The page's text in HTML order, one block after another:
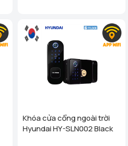
Khóa cửa cổng ngoài trời
Hyundai HY-SLN002 Black